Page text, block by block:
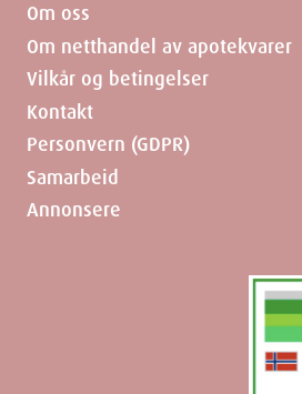
Om oss
Om netthandel av apotekvarer
Vilkår og betingelser
Kontakt
Personvern (GDPR)
Samarbeid
Annonsere